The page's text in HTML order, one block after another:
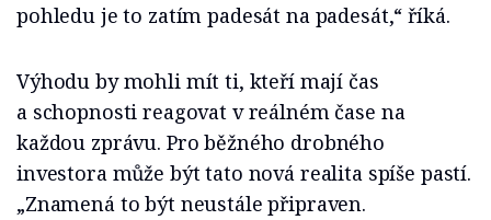
pohledu je to zatím padesát na padesát,“ říká.
Výhodu by mohli mít ti, kteří mají čas
a schopnosti reagovat v reálném čase na
každou zprávu. Pro běžného drobného
investora může být tato nová realita spíše pastí.
„Znamená to být neustále připraven.